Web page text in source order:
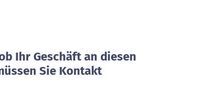
Ihr Geschäft an diesen
Sie Kontakt